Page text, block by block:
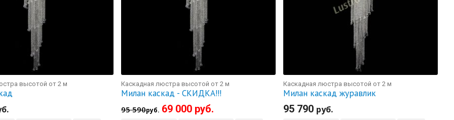
высотой от 2 м Каскадная люстра высотой от 2 м
Милан каскад - СКИДКА!!!
95 590руб. 69 000 руб.
Каскадная люстра высотой от 2 м
Милан каскад журавлик
95 790 руб.